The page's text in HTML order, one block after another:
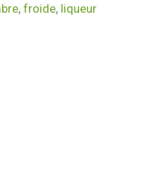
, froide, liqueur